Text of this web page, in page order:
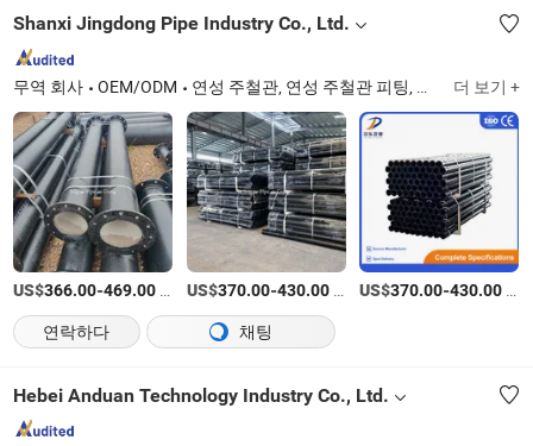
Shanxi Jingdong Pipe Industry Co., Ltd.
무역 회사 OEM/ODM 연성 주철관, 연성 주철관 피팅, 연성 주철 맨홀 뚜껑 더 보기 +
US$366.00-469.00 US$370.00-430.00/티 US$370.00-430.00
연락하다
채팅
Hebei Anduan Technology Industry Co., Ltd.